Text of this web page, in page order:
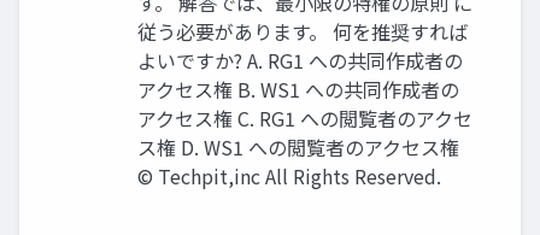
従う必要があります。 何を推奨すれば
よいですか? A. RG1 への共同作成者の
アクセス権 B. WS1 への共同作成者の
アクセス権 C. RG1 への閲覧者のアクセ
ス権 D. WS1 への閲覧者のアクセス権
© Techpit,inc All Rights Reserved.